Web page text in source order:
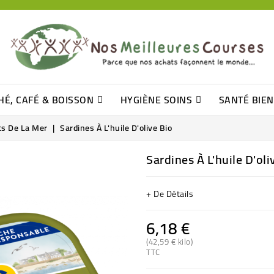
CAFÉ & BOISSON HYGIÈNE SOINS SANTÉ
De La Mer Sardines À L'huile D'olive Bio
Sardines À L'huile
+ De Détails
6,18 €
(42,59 € kilo)
TTC